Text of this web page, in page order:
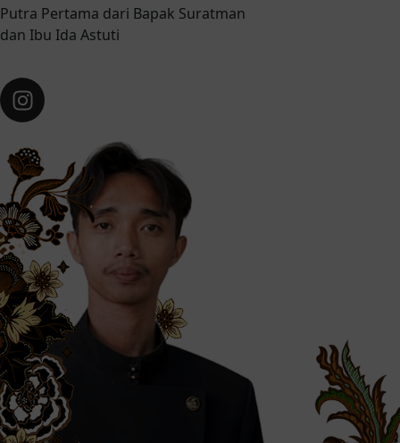
Putra Pertama dari Bapak Suratman
dan Ibu Ida Astuti